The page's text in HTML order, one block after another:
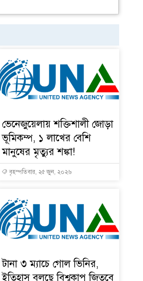
ভেনেজুয়েলায় শক্তিশালী জোড়া
ভূমিকম্প, ১ লাখের বেশি
মানুষের মৃত্যুর শঙ্কা!
বৃহস্পতিবার, ২৫ জুন, ২০২৬
টানা ৩ ম্যাচে গোল ভিনির,
ইতিহাস বলছে বিশ্বকাপ জিতবে